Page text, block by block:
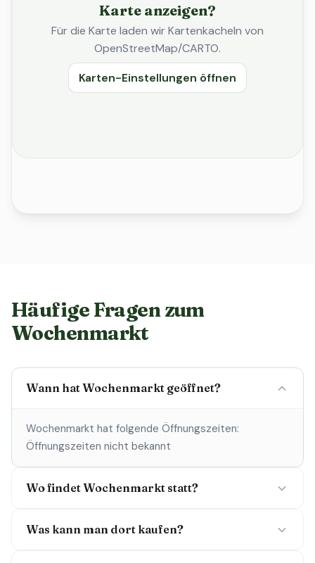
Karte anzeigen?
Für die Karte laden wir Kartenkacheln von
OpenStreetMap/CARTO.
Karten-Einstellungen öffnen
Häufige Fragen zum
Wochenmarkt
Wann hat Wochenmarkt geöffnet?
Wochenmarkt hat folgende Öffnungszeiten:
Öffnungszeiten nicht bekannt
Wo findet Wochenmarkt statt?
Was kann man dort kaufen?